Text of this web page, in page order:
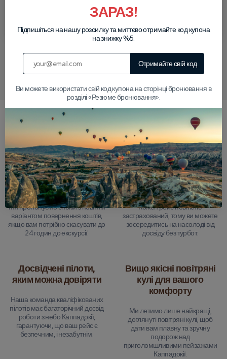
Напишіть нам у WhatsApp
Чому обирати нас?
24-годинна гарантія
повернення грошей
Ми пропонуємо спокій з повним
варіантом повернення коштів,
якщо вам потрібно скасувати до
24 годин до екскурсії.
Комплексне
страхування туру
Кожен рейс повністю
застрахований, тому ви можете
зосередитись на насолоді від
досвіду без турбот.
Досвідчені пілоти,
яким можна довіряти
Наша команда кваліфікованих
пілотів має багаторічний досвід
роботи з небо Каппадокії,
гарантуючи, що ваш рейс є
безпечним, і незабутнім.
Вищо якісні повітряні
кулі для вашого
комфорту
Ми летимо лише найкращі,
доглянуті повітряні кулі, щоб
дати вам плавну та зручну
подорож над
приголомшливими пейзажами
Каппадокії.
ЗАРАЗ!
Підпишіться на нашу розсилку та миттєво отримайте код купона
на знижку %5.
Отримайте свій код
Ви можете використати свій код купона на сторінці бронювання в
розділі «Резюме бронювання».